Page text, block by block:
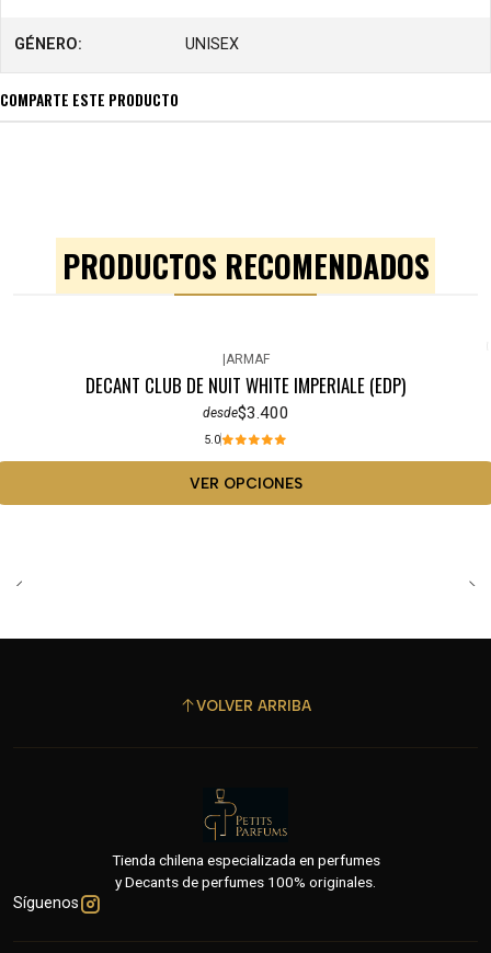
GÉNERO: UNISEX
COMPARTE ESTE PRODUCTO
PRODUCTOS RECOMENDADOS
ARMAF
DECANT CLUB DE NUIT WHITE IMPERIALE (EDP)
desde$3.400
5.0
VER OPCIONES
VOLVER ARRIBA
Tienda chilena especializada en perfumes
y Decants de perfumes 100% originales.
Síguenos